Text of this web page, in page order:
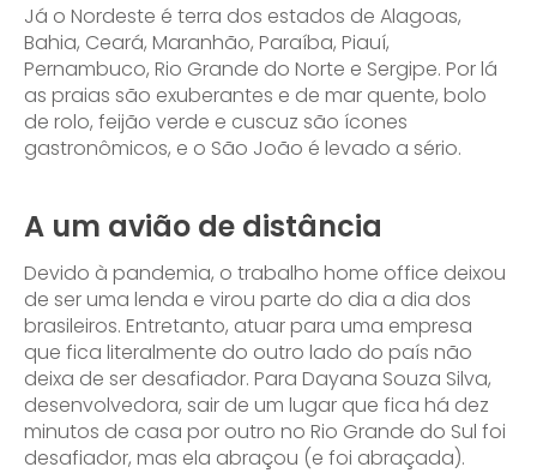
Já o Nordeste é terra dos estados de Alagoas,
Bahia, Ceará, Maranhão, Paraíba, Piauí,
Pernambuco, Rio Grande do Norte e Sergipe. Por lá
as praias são exuberantes e de mar quente, bolo
de rolo, feijão verde e cuscuz são ícones
gastronômicos, e o São João é levado a sério.
A um avião de distância
Devido à pandemia, o trabalho home office deixou
de ser uma lenda e virou parte do dia a dia dos
brasileiros. Entretanto, atuar para uma empresa
que fica literalmente do outro lado do país não
deixa de ser desafiador. Para Dayana Souza Silva,
desenvolvedora, sair de um lugar que fica há dez
minutos de casa por outro no Rio Grande do Sul foi
desafiador, mas ela abraçou (e foi abraçada).